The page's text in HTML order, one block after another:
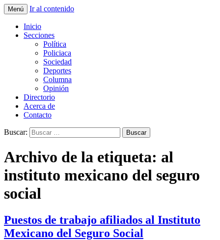
La Yunta de Tepic
Menú Ir al contenido
Inicio
Secciones
Política
Policiaca
Sociedad
Deportes
Columna
Opinión
Directorio
Acerca de
Contacto
Buscar:
Archivo de la etiqueta: al
instituto mexicano del seguro
social
Puestos de trabajo afiliados al Instituto
Mexicano del Seguro Social